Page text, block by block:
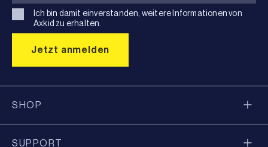
Ich bin damit einverstanden, weitere Informationen von
Axkid zu erhalten.
SHOP
SUPPORT